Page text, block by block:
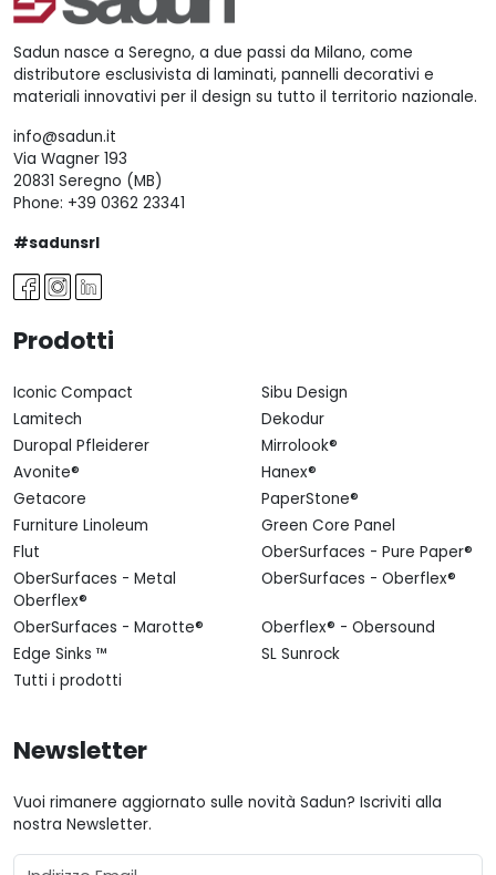
Sadun nasce a Seregno, a due passi da Milano, come
distributore esclusivista di laminati, pannelli decorativi e
materiali innovativi per il design su tutto il territorio nazionale.
info@sadun.it
Via Wagner 193
20831 Seregno (MB)
Phone: +39 0362 23341
#sadunsrl
Prodotti
Iconic Compact
Sibu Design
Lamitech
Dekodur
Duropal Pfleiderer
Mirrolook®
Avonite®
Hanex®
Getacore
PaperStone®
Furniture Linoleum
Green Core Panel
Flut
OberSurfaces - Pure Paper®
OberSurfaces - Metal
Oberflex®
OberSurfaces - Oberflex®
OberSurfaces - Marotte®
Oberflex® - Obersound
Edge Sinks ™
SL Sunrock
Tutti i prodotti
Newsletter
Vuoi rimanere aggiornato sulle novità Sadun? Iscriviti alla
nostra Newsletter.
Email